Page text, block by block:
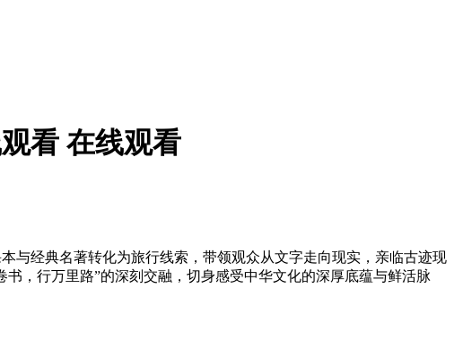
看 在线观看
与经典名著转化为旅行线索，带领观众从文字走向现实，亲临古迹现
，行万里路”的深刻交融，切身感受中华文化的深厚底蕴与鲜活脉